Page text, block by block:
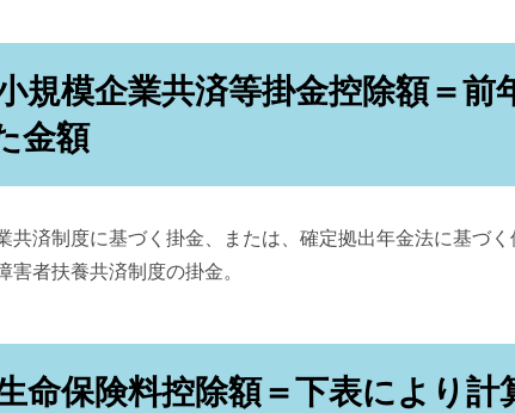
規模企業共済等掛金控除額＝前
金額
共済制度に基づく掛金、または、確定拠出年金法に基づく
害者扶養共済制度の掛金。
命保険料控除額＝下表により計